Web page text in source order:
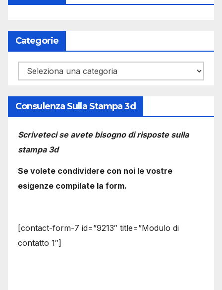
Categorie
Categorie
Consulenza Sulla Stampa 3d
Scriveteci se avete bisogno di risposte sulla
stampa 3d
Se volete condividere con noi le vostre
esigenze compilate la form.
[contact-form-7 id=”9213″ title=”Modulo di
contatto 1″]